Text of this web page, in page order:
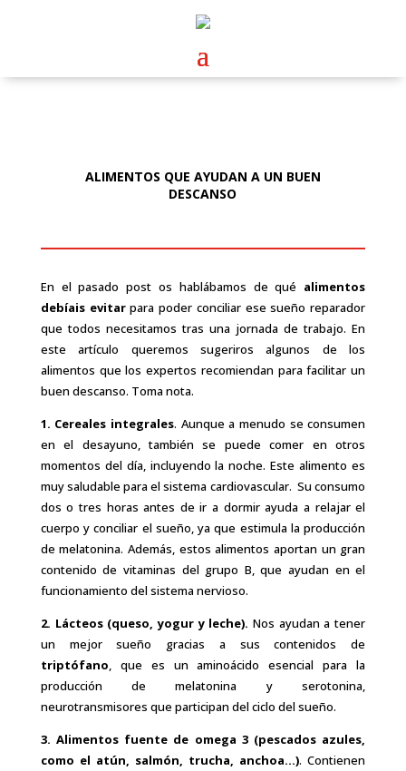
ALIMENTOS QUE AYUDAN A UN BUEN
DESCANSO
En el pasado post os hablábamos de qué alimentos
debíais evitarpara poder conciliar ese sueño reparador
que todos necesitamos tras una jornada de trabajo. En
este artículo queremos sugeriros algunos de los
alimentos que los expertos recomiendan para facilitar un
buen descanso. Toma nota.
1. Cereales integrales. Aunque a menudo se consumen
en el desayuno, también se puede comer en otros
momentos del día, incluyendo la noche. Este alimento es
muy saludable para el sistema cardiovascular. Su consumo
dos o tres horas antes de ir a dormir ayuda a relajar el
cuerpo y conciliar el sueño, ya que estimula la producción
de melatonina. Además, estos alimentos aportan un gran
contenido de vitaminas del grupo B, que ayudan en el
funcionamiento del sistema nervioso.
2. Lácteos (queso, yogur y leche).Nos ayudan a tener
un mejor sueño gracias a sus contenidos de
triptófano, que es un aminoácido esencial para la
producción de melatonina y serotonina,
neurotransmisores que participan del ciclo del sueño.
3. Alimentos fuente de omega 3 (pescados azules,
como el atún, salmón, trucha, anchoa…). Contienen